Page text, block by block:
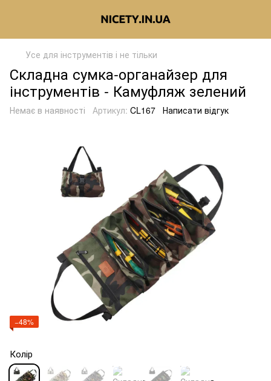
Усе для інструментів і не тільки
Складна сумка-органайзер для
інструментів - Камуфляж зелений
Немає в наявності Артикул: CL167 Написати відгук
−48%
Колір